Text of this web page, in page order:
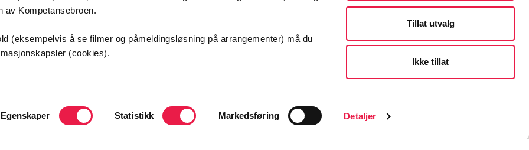
av Kompetansebroen.
(eksempelvis å se filmer og påmeldingsløsning på arrangementer) må du
(cookies).
Egenskaper Statistikk Markedsføring Detaljer
Tillat utvalg
Ikke tillat
universitetssykehus HF